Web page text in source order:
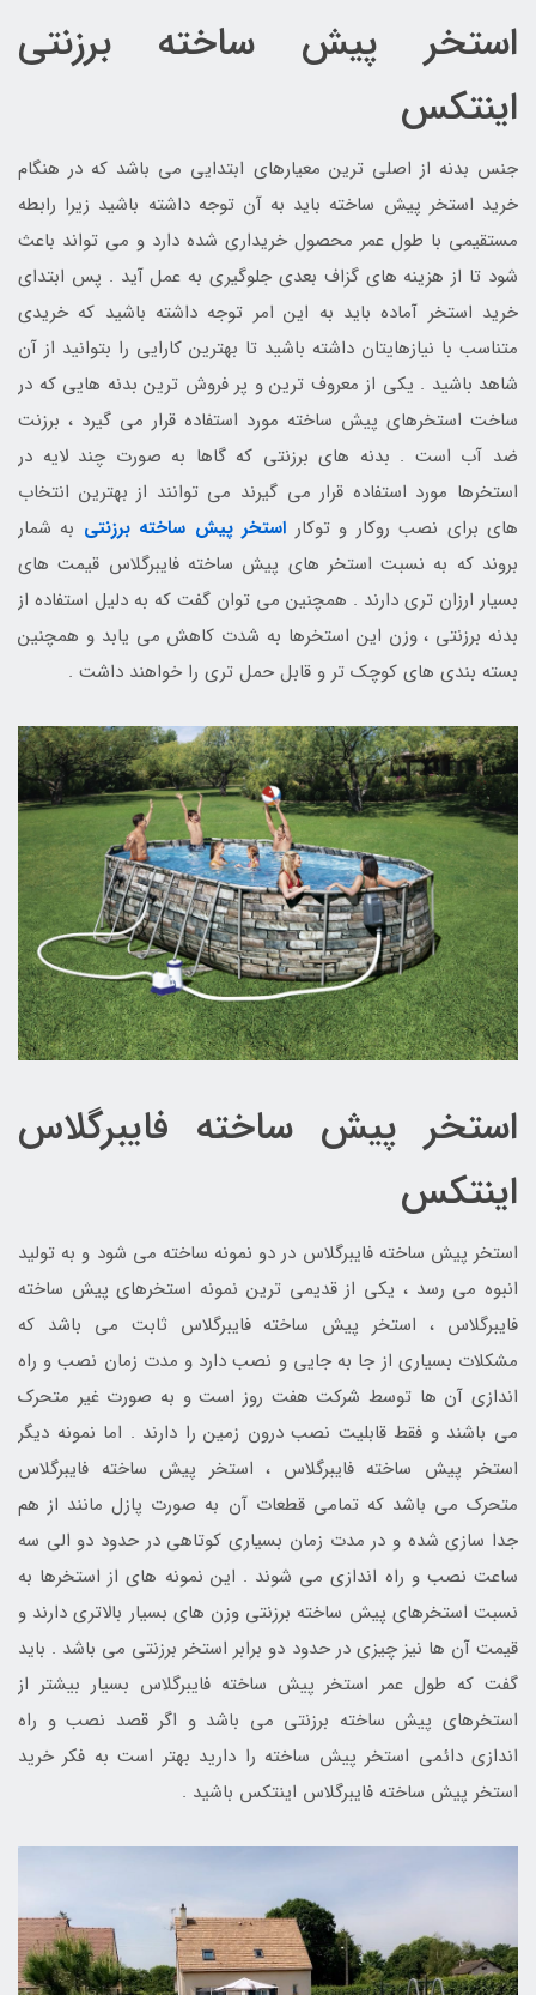
استخر پیش ساخته برزنتی
اینتکس
جنس بدنه از اصلی ترین معیارهای ابتدایی می باشد که در هنگام
خرید استخر پیش ساخته باید به آن توجه داشته باشید زیرا رابطه
مستقیمی با طول عمر محصول خریداری شده دارد و می تواند باعث
شود تا از هزینه های گزاف بعدی جلوگیری به عمل آید . پس ابتدای
خرید استخر آماده باید به این امر توجه داشته باشید که خریدی
متناسب با نیازهایتان داشته باشید تا بهترین کارایی را بتوانید از آن
شاهد باشید . یکی از معروف ترین و پر فروش ترین بدنه هایی که در
ساخت استخرهای پیش ساخته مورد استفاده قرار می گیرد ، برزنت
ضد آب است . بدنه های برزنتی که گاها به صورت چند لایه در
استخرها مورد استفاده قرار می گیرند می توانند از بهترین انتخاب
های برای نصب روکار و توکار استخر پیش ساخته برزنتی به شمار
بروند که به نسبت استخر های پیش ساخته فایبرگلاس قیمت های
بسیار ارزان تری دارند . همچنین می توان گفت که به دلیل استفاده از
بدنه برزنتی ، وزن این استخرها به شدت کاهش می یابد و همچنین
بسته بندی های کوچک تر و قابل حمل تری را خواهند داشت .
استخر پیش ساخته فایبرگلاس
اینتکس
استخر پیش ساخته فایبرگلاس در دو نمونه ساخته می شود و به تولید
انبوه می رسد ، یکی از قدیمی ترین نمونه استخرهای پیش ساخته
فایبرگلاس ، استخر پیش ساخته فایبرگلاس ثابت می باشد که
مشکلات بسیاری از جا به جایی و نصب دارد و مدت زمان نصب و راه
اندازی آن ها توسط شرکت هفت روز است و به صورت غیر متحرک
می باشند و فقط قابلیت نصب درون زمین را دارند . اما نمونه دیگر
استخر پیش ساخته فایبرگلاس ، استخر پیش ساخته فایبرگلاس
متحرک می باشد که تمامی قطعات آن به صورت پازل مانند از هم
جدا سازی شده و در مدت زمان بسیاری کوتاهی در حدود دو الی سه
ساعت نصب و راه اندازی می شوند . این نمونه های از استخرها به
نسبت استخرهای پیش ساخته برزنتی وزن های بسیار بالاتری دارند و
قیمت آن ها نیز چیزی در حدود دو برابر استخر برزنتی می باشد . باید
گفت که طول عمر استخر پیش ساخته فایبرگلاس بسیار بیشتر از
استخرهای پیش ساخته برزنتی می باشد و اگر قصد نصب و راه
اندازی دائمی استخر پیش ساخته را دارید بهتر است به فکر خرید
استخر پیش ساخته فایبرگلاس اینتکس باشید .